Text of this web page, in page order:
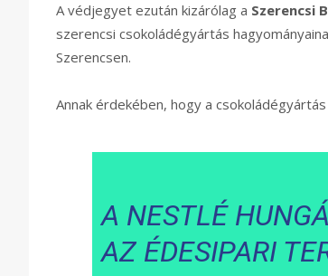
A védjegyet ezután kizárólag a Szerencsi
szerencsi csokoládégyártás
Szerencsen.
Annak érdekében, hogy a
A NESTLÉ
AZ ÉDESIPARI